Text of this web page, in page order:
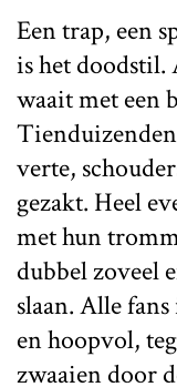
Een trap, een
is het doodstil.
waait met een
verte,
gezakt. Heel
met hun
dubbel zoveel
slaan. Alle
en hoopvol,
zwaaien door